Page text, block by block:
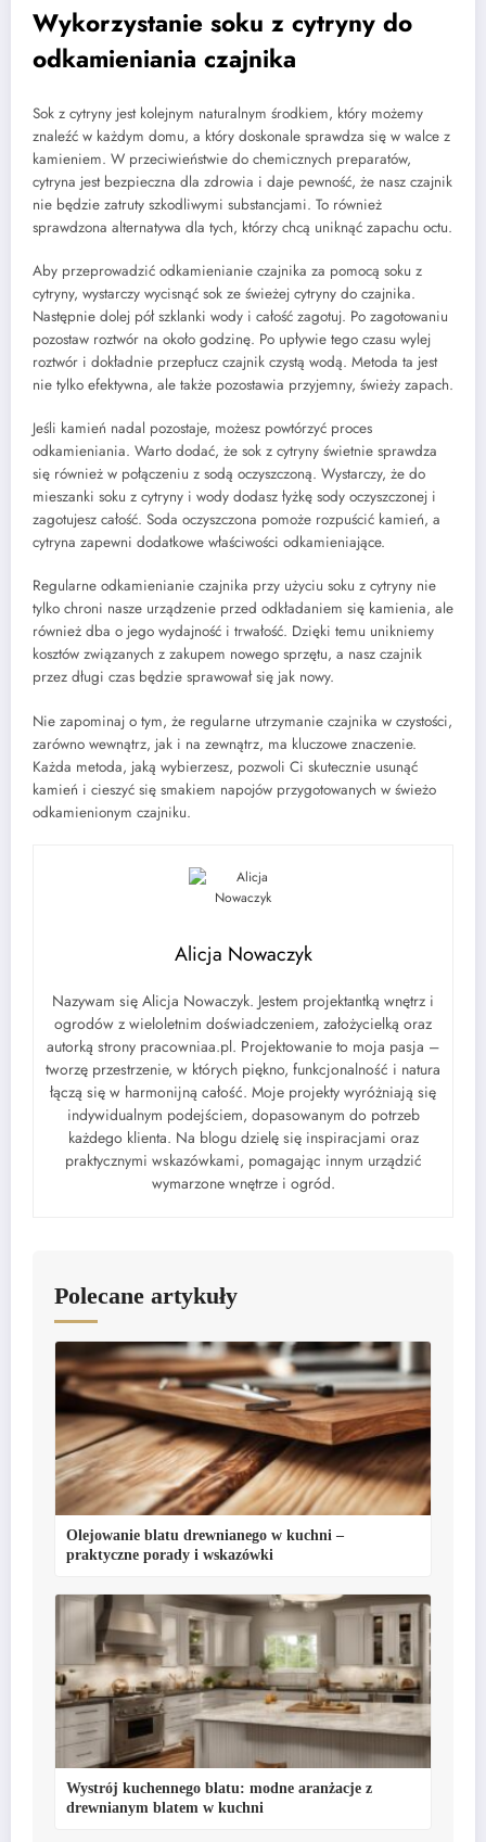
Wykorzystanie soku z cytryny do
odkamieniania czajnika
Sok z cytryny jest kolejnym naturalnym środkiem, który możemy
znaleźć w każdym domu, a który doskonale sprawdza się w walce z
kamieniem. W przeciwieństwie do chemicznych preparatów,
cytryna jest bezpieczna dla zdrowia i daje pewność, że nasz czajnik
nie będzie zatruty szkodliwymi substancjami. To również
sprawdzona alternatywa dla tych, którzy chcą uniknąć zapachu octu.
Aby przeprowadzić odkamienianie czajnika za pomocą soku z
cytryny, wystarczy wycisnąć sok ze świeżej cytryny do czajnika.
Następnie dolej pół szklanki wody i całość zagotuj. Po zagotowaniu
pozostaw roztwór na około godzinę. Po upływie tego czasu wylej
roztwór i dokładnie przepłucz czajnik czystą wodą. Metoda ta jest
nie tylko efektywna, ale także pozostawia przyjemny, świeży zapach.
Jeśli kamień nadal pozostaje, możesz powtórzyć proces
odkamieniania. Warto dodać, że sok z cytryny świetnie sprawdza
się również w połączeniu z sodą oczyszczoną. Wystarczy, że do
mieszanki soku z cytryny i wody dodasz łyżkę sody oczyszczonej i
zagotujesz całość. Soda oczyszczona pomoże rozpuścić kamień, a
cytryna zapewni dodatkowe właściwości odkamieniające.
Regularne odkamienianie czajnika przy użyciu soku z cytryny nie
tylko chroni nasze urządzenie przed odkładaniem się kamienia, ale
również dba o jego wydajność i trwałość. Dzięki temu unikniemy
kosztów związanych z zakupem nowego sprzętu, a nasz czajnik
przez długi czas będzie sprawował się jak nowy.
Nie zapominaj o tym, że regularne utrzymanie czajnika w czystości,
zarówno wewnątrz, jak i na zewnątrz, ma kluczowe znaczenie.
Każda metoda, jaką wybierzesz, pozwoli Ci skutecznie usunąć
kamień i cieszyć się smakiem napojów przygotowanych w świeżo
odkamienionym czajniku.
Alicja Nowaczyk
Nazywam się Alicja Nowaczyk. Jestem projektantką wnętrz i
ogrodów z wieloletnim doświadczeniem, założycielką oraz
autorką strony pracowniaa.pl. Projektowanie to moja pasja –
tworzę przestrzenie, w których piękno, funkcjonalność i natura
łączą się w harmonijną całość. Moje projekty wyróżniają się
indywidualnym podejściem, dopasowanym do potrzeb
każdego klienta. Na blogu dzielę się inspiracjami oraz
praktycznymi wskazówkami, pomagając innym urządzić
wymarzone wnętrze i ogród.
Polecane artykuły
Olejowanie blatu drewnianego w kuchni –
praktyczne porady i wskazówki
Wystrój kuchennego blatu: modne aranżacje z
drewnianym blatem w kuchni